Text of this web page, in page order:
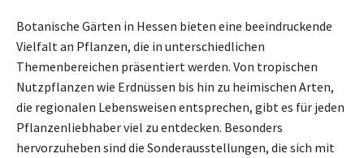
Botanische Gärten in Hessen bieten eine beeindruckende
Vielfalt an Pflanzen, die in unterschiedlichen
Themenbereichen präsentiert werden. Von tropischen
Nutzpflanzen wie Erdnüssen bis hin zu heimischen Arten,
die regionalen Lebensweisen entsprechen, gibt es für jeden
Pflanzenliebhaber viel zu entdecken. Besonders
hervorzuheben sind die Sonderausstellungen, die sich mit